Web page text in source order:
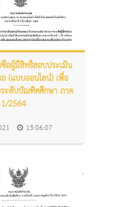
อผู้มีสิทธิ์สอบประเมิน
(แบบออนไลน์) เพื่อ
ระดับบัณฑิตศึกษา ภาค
2564
15:06:07